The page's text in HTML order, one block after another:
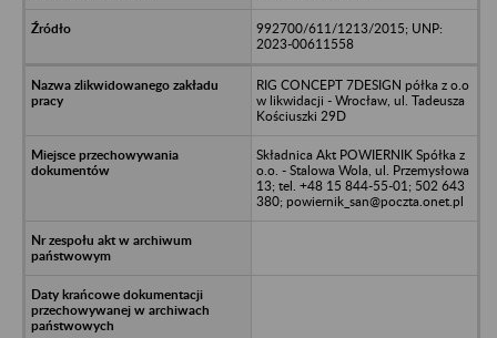
992700/611/1213/2015; UNP:
2023-00611558
RIG CONCEPT 7DESIGN półka z o.o
w likwidacji - Wrocław, ul. Tadeusza
Kościuszki 29D
Składnica Akt POWIERNIK Spółka z
o.o. - Stalowa Wola, ul. Przemysłowa
13; tel. +48 15 844-55-01; 502 643
380; powiernik_san@poczta.onet.pl